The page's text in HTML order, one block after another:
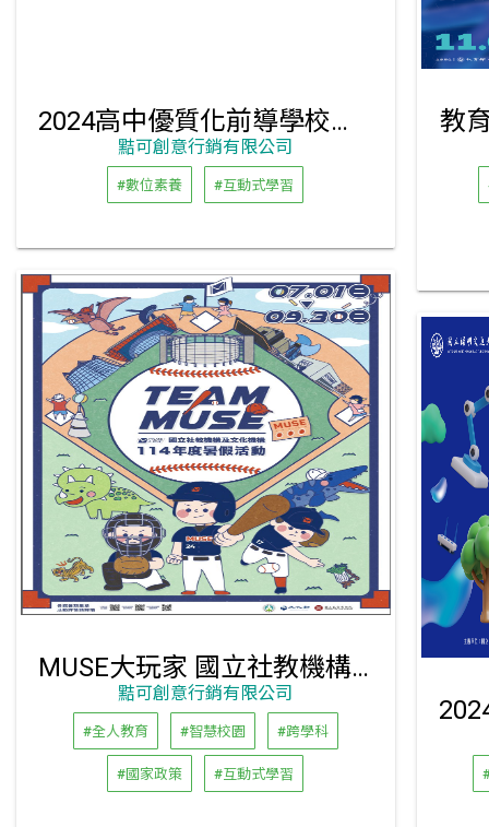
2024高中優質化前導學校數位轉國際論壇
黠可創意行銷有限公司
#數位素養 #互動式學習
教
MUSE大玩家 國立社教機構及文化機構114年暑假活動
黠可創意行銷有限公司
#全人教育 #智慧校園 #跨學科
#國家政策 #互動式學習